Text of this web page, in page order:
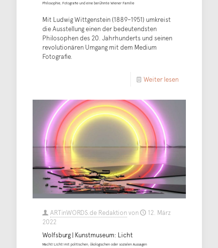
Philosophie, Fotografie und eine berühmte Wiener Familie
Mit Ludwig Wittgenstein (1889–1951) umkreist
die Ausstellung einen der bedeutendsten
Philosophen des 20. Jahrhunderts und seinen
revolutionären Umgang mit dem Medium
Fotografie.
Weiter lesen
ARTinWORDS.de Redaktionvon
12. März
2022
Wolfsburg | Kunstmuseum: Licht
Macht! Licht! mit politischen, ökologischen oder sozialen Aussagen